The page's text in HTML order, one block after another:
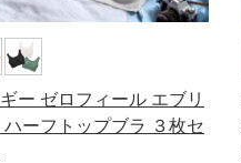
ー ゼロフィール エブリ
ハーフトップブラ ３枚セ